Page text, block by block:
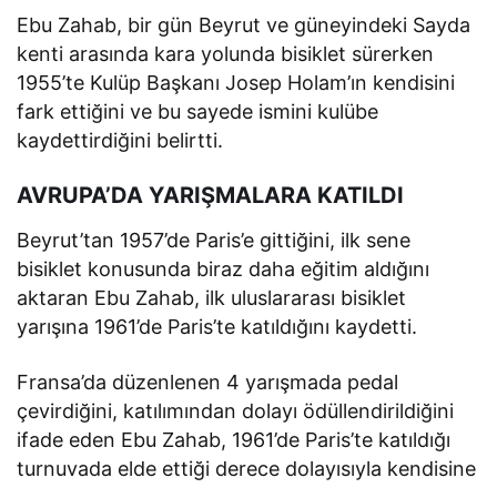
Ebu Zahab, bir gün Beyrut ve güneyindeki Sayda
kenti arasında kara yolunda bisiklet sürerken
1955’te Kulüp Başkanı Josep Holam’ın kendisini
fark ettiğini ve bu sayede ismini kulübe
kaydettirdiğini belirtti.
AVRUPA’DA YARIŞMALARA KATILDI
Beyrut’tan 1957’de Paris’e gittiğini, ilk sene
bisiklet konusunda biraz daha eğitim aldığını
aktaran Ebu Zahab, ilk uluslararası bisiklet
yarışına 1961’de Paris’te katıldığını kaydetti.
Fransa’da düzenlenen 4 yarışmada pedal
çevirdiğini, katılımından dolayı ödüllendirildiğini
ifade eden Ebu Zahab, 1961’de Paris’te katıldığı
turnuvada elde ettiği derece dolayısıyla kendisine